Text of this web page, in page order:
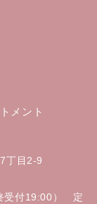
メント
丁目2-9
受付19:00） 定